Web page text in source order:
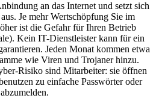
an das Internet und setzt sich
Je mehr Wertschöpfung Sie im
ist die Gefahr für Ihren Betrieb
Kein IT-Dienstleister kann für ein
Jeden Monat kommen etwa
wie Viren und Trojaner hinzu.
Risiko sind Mitarbeiter: sie öffnen
zu einfache Passwörter oder